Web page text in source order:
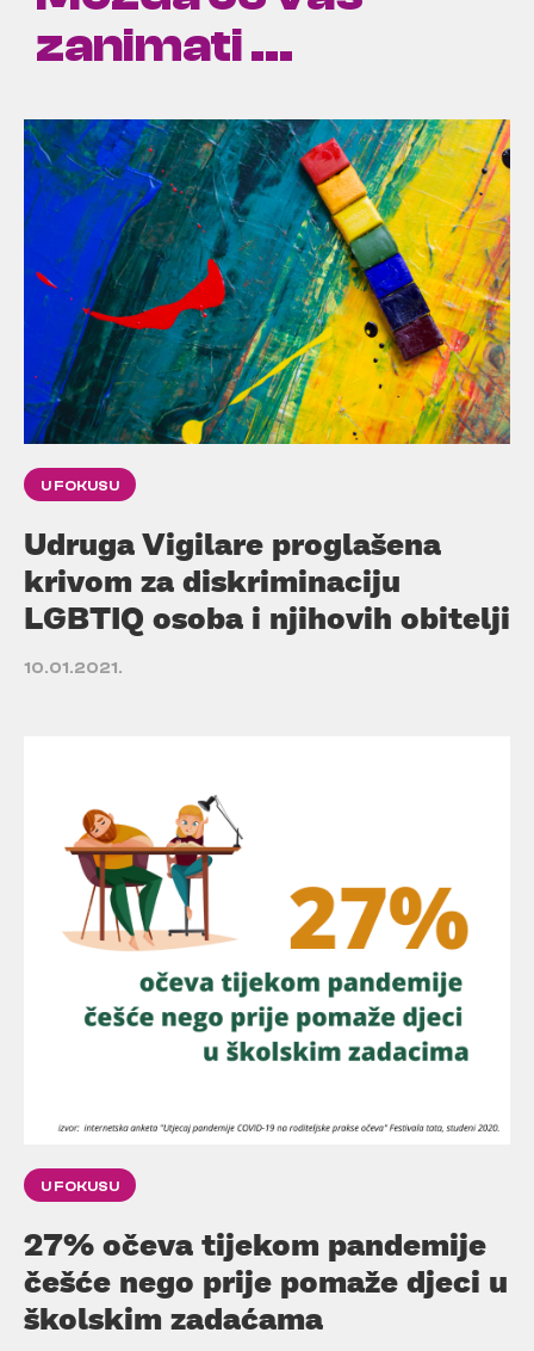
zanimati ...
U FOKUSU
Udruga Vigilare proglašena
krivom za diskriminaciju
LGBTIQ osoba i njihovih obitelji
10.01.2021.
U FOKUSU
27% očeva tijekom pandemije
češće nego prije pomaže djeci u
školskim zadaćama